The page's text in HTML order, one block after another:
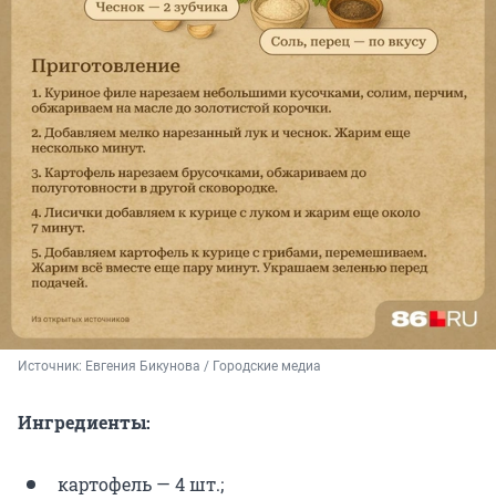
Источник: Евгения Бикунова / Городские медиа
Ингредиенты:
картофель — 4 шт.;